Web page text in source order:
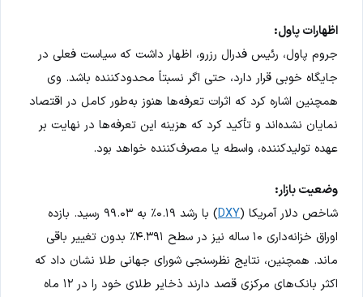
اظهارات پاول:
جروم پاول، رئیس فدرال رزرو، اظهار داشت که سیاست فعلی در
جایگاه خوبی قرار دارد، حتی اگر نسبتاً محدودکننده باشد. وی
همچنین اشاره کرد که اثرات تعرفه‌ها هنوز به‌طور کامل در اقتصاد
نمایان نشده‌اند و تأکید کرد که هزینه این تعرفه‌ها در نهایت بر
عهده تولیدکننده، واسطه یا مصرف‌کننده خواهد بود.
وضعیت بازار:
شاخص دلار آمریکا (DXY
) با رشد ۰.۱۹٪ به ۹۹.۰۳ رسید. بازده
اوراق خزانه‌داری ۱۰ ساله نیز در سطح ۴.۳۹۱٪ بدون تغییر باقی
ماند. همچنین، نتایج نظرسنجی شورای جهانی طلا نشان داد که
اکثر بانک‌های مرکزی قصد دارند ذخایر طلای خود را در ۱۲ ماه